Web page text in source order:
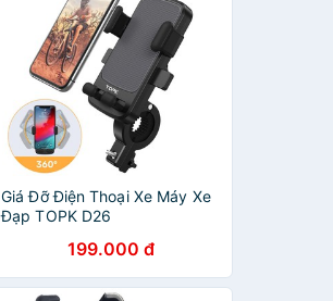
Giá Đỡ Điện Thoại Xe Máy Xe
Đạp TOPK D26
199.000 đ